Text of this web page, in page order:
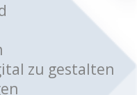
zu gestalten